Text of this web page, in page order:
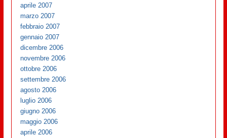
aprile 2007
marzo 2007
febbraio 2007
gennaio 2007
dicembre 2006
novembre 2006
ottobre 2006
settembre 2006
agosto 2006
luglio 2006
giugno 2006
maggio 2006
aprile 2006